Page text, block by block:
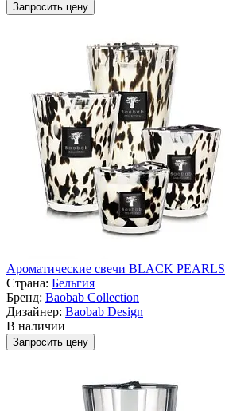
Запросить цену
Ароматические свечи BLACK PEARLS
Страна: Бельгия
Бренд: Baobab Collection
Дизайнер: Baobab Design
В наличии
Запросить цену